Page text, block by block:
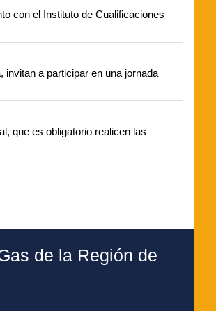
con el Instituto de Cualificaciones
a participar en una jornada
que es obligatorio realicen las
de la Región de